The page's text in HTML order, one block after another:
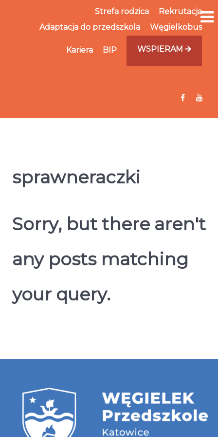
Strefa rodzica
Rekrutacja
Adaptacja do przedszkola
Węgielkobus
Kariera BIP WSPIERAM 🡪
sprawneraczki
Sorry, but there aren't
any posts matching
your query.